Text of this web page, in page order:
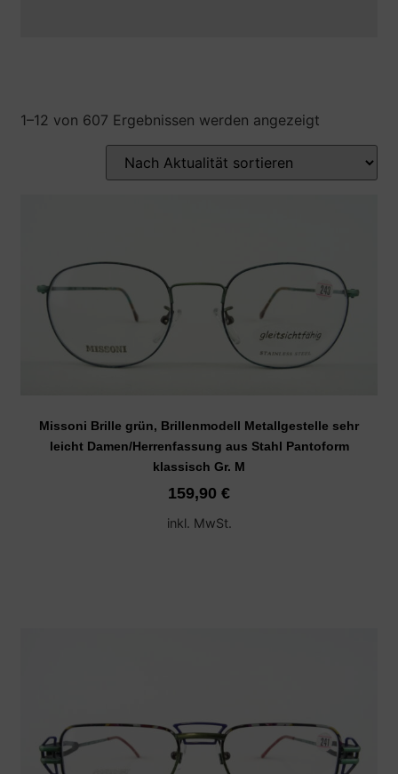
1–12 von 607 Ergebnissen werden angezeigt
Missoni Brille grün, Brillenmodell Metallgestelle sehr
leicht Damen/Herrenfassung aus Stahl Pantoform
klassisch Gr. M
159,90 €
inkl. MwSt.